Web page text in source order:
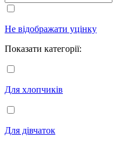
Не відображати уцінку
Показати категорії:
Для хлопчиків
Для дівчаток